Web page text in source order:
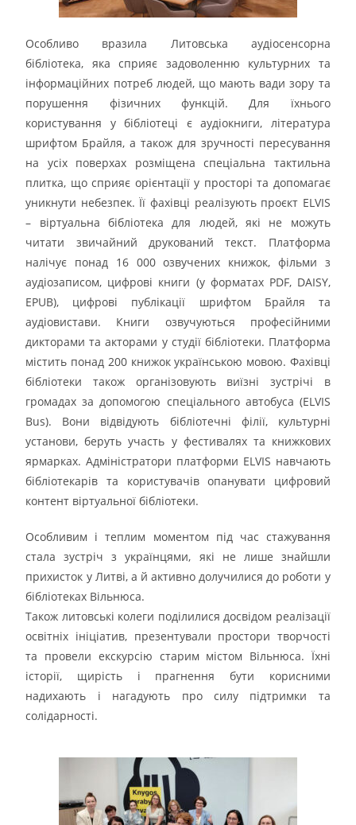
Особливо вразила Литовська аудіосенсорна
бібліотека, яка сприяє задоволенню культурних та
інформаційних потреб людей, що мають вади зору та
порушення фізичних функцій. Для їхнього
користування у бібліотеці є аудіокниги, література
шрифтом Брайля, а також для зручності пересування
на усіх поверхах розміщена спеціальна тактильна
плитка, що сприяє орієнтації у просторі та допомагає
уникнути небезпек. Її фахівці реалізують проєкт ELVIS
– віртуальна бібліотека для людей, які не можуть
читати звичайний друкований текст. Платформа
налічує понад 16 000 озвучених книжок, фільми з
аудіозаписом, цифрові книги (у форматах PDF, DAISY,
EPUB), цифрові публікації шрифтом Брайля та
аудіовистави. Книги озвучуються професійними
дикторами та акторами у студії бібліотеки. Платформа
містить понад 200 книжок українською мовою. Фахівці
бібліотеки також організовують виїзні зустрічі в
громадах за допомогою спеціального автобуса (ELVIS
Bus). Вони відвідують бібліотечні філії, культурні
установи, беруть участь у фестивалях та книжкових
ярмарках. Адміністратори платформи ELVIS навчають
бібліотекарів та користувачів опанувати цифровий
контент віртуальної бібліотеки.
Особливим і теплим моментом під час стажування
стала зустріч з українцями, які не лише знайшли
прихисток у Литві, а й активно долучилися до роботи у
бібліотеках Вільнюса.
Також литовські колеги поділилися досвідом реалізації
освітніх ініціатив, презентували простори творчості
та провели екскурсію старим містом Вільнюса. Їхні
історії, щирість і прагнення бути корисними
надихають і нагадують про силу підтримки та
солідарності.